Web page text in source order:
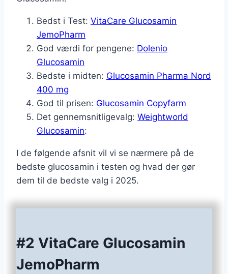
Bedst i Test: VitaCare Glucosamin
JemoPharm
God værdi for pengene: Dolenio
Glucosamin
Bedste i midten: Glucosamin Pharma Nord
400 mg
God til prisen: Glucosamin Copyfarm
Det gennemsnitligevalg: Weightworld
Glucosamin:
I de følgende afsnit vil vi se nærmere på de
bedste glucosamin i testen og hvad der gør
dem til de bedste valg i 2025.
#2 VitaCare Glucosamin
JemoPharm